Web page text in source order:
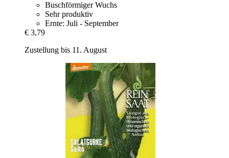
Buschförmiger Wuchs
Sehr produktiv
Ernte: Juli - September
€ 3,79
Zustellung bis 11. August